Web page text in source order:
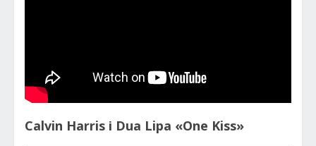
Calvin Harris і Dua Lipa «One Kiss»